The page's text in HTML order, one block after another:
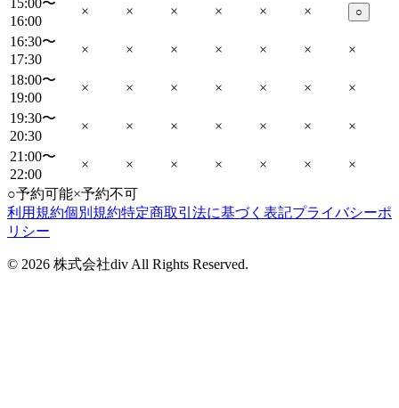
16:00
× × × × × × ○
16:30〜
17:30
× × × × × ×
×
18:00〜
19:00
× × × × × ×
×
19:30〜
20:30
× × × × × ×
×
21:00〜
22:00
× × × × × ×
×
○予約可能×予約不可
利用規約個別規約特定商取引法に基づく表記プライバシーポ
リシー
© 2026 株式会社div All Rights Reserved.